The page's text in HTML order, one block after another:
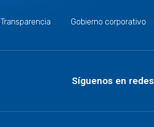
Transparencia Gobierno corporativo
Síguenos en redes